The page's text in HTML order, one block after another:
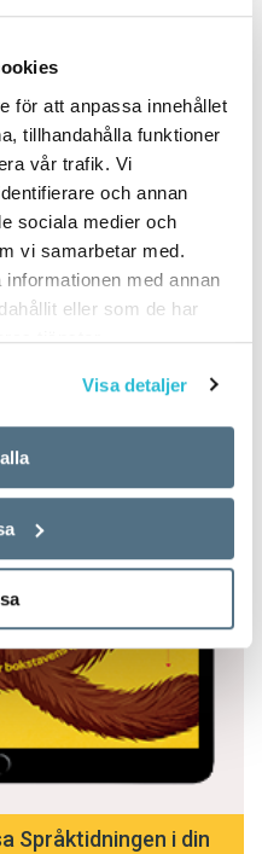
för att anpassa innehållet
tillhandahålla funktioner
vår trafik. Vi
och annan
sociala medier och
vi samarbetar med.
med annan
eller som de har
tjänster.
Visa detaljer
Språktidningen i din